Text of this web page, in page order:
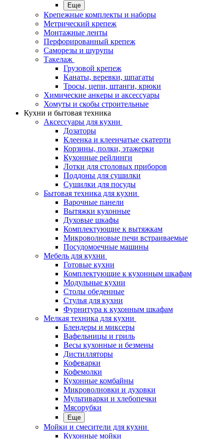
Еще
Крепежные комплекты и наборы
Метрический крепеж
Монтажные ленты
Перфорированный крепеж
Саморезы и шурупы
Такелаж
Грузовой крепеж
Канаты, веревки, шпагаты
Тросы, цепи, штанги, крюки
Химические анкеры и аксессуары
Хомуты и скобы строительные
Кухни и бытовая техника
Аксессуары для кухни
Дозаторы
Клеенка и клеенчатые скатерти
Корзины, полки, этажерки
Кухонные рейлинги
Лотки для столовых приборов
Поддоны для сушилки
Сушилки для посуды
Бытовая техника для кухни
Варочные панели
Вытяжки кухонные
Духовые шкафы
Комплектующие к вытяжкам
Микроволновые печи встраиваемые
Посудомоечные машины
Мебель для кухни
Готовые кухни
Комплектующие к кухонным шкафам
Модульные кухни
Столы обеденные
Стулья для кухни
Фурнитура к кухонным шкафам
Мелкая техника для кухни
Блендеры и миксеры
Вафельницы и гриль
Весы кухонные и безмены
Дистилляторы
Кофеварки
Кофемолки
Кухонные комбайны
Микроволновки и духовки
Мультиварки и хлебопечки
Мясорубки
Еще
Мойки и смесители для кухни
Кухонные мойки